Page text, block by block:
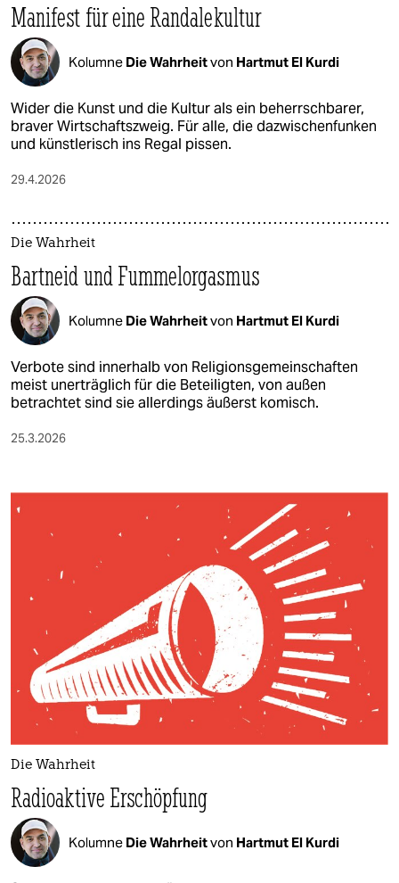
Manifest für eine Randalekultur
Kolumne Die Wahrheitvon Hartmut El Kurdi
Wider die Kunst und die Kultur als ein beherrschbarer,
braver Wirtschaftszweig. Für alle, die dazwischenfunken
und künstlerisch ins Regal pissen.
29.4.2026
Die Wahrheit
Bartneid und Fummelorgasmus
Kolumne Die Wahrheitvon Hartmut El Kurdi
Verbote sind innerhalb von Religionsgemeinschaften
meist unerträglich für die Beteiligten, von außen
betrachtet sind sie allerdings äußerst komisch.
25.3.2026
Die Wahrheit
Radioaktive Erschöpfung
Kolumne Die Wahrheitvon Hartmut El Kurdi